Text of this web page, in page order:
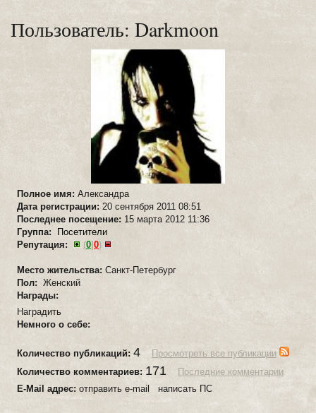
Пользователь: Darkmoon
Полное имя: Александра
Дата регистрации: 20 сентября 2011 08:51
Последнее посещение: 15 марта 2012 11:36
Группа:
Посетители
Репутация:
(0 0)
Место жительства: Санкт-Петербург
Пол: Женский
Награды:
Наградить
Немного о себе:
Количество публикаций: 4
Просмотреть все публикации
Количество комментариев: 171
Последние комментарии
E-Mail адрес: отправить e-mail написать ПС